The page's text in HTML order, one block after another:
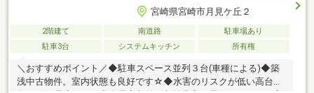
宮崎県宮崎市月見ケ丘２
2階建て 南道路
駐車場あり
駐車3台
システムキッチン 所有権
＼おすすめポイント／◆駐車スペース並列３台(車種による)◆築
浅中古物件。室内状態も良好です☆◆水害のリスクが低い高台の